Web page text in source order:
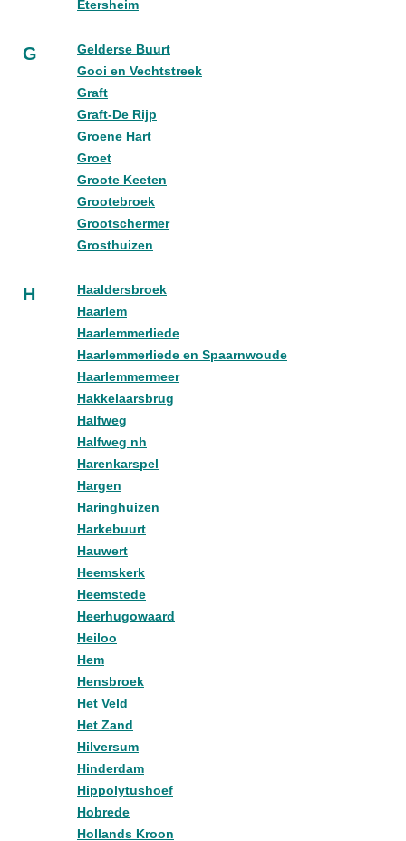
Etersheim
G
Gelderse Buurt
Gooi en Vechtstreek
Graft
Graft-De Rijp
Groene Hart
Groet
Groote Keeten
Grootebroek
Grootschermer
Grosthuizen
H
Haaldersbroek
Haarlem
Haarlemmerliede
Haarlemmerliede en Spaarnwoude
Haarlemmermeer
Hakkelaarsbrug
Halfweg
Halfweg nh
Harenkarspel
Hargen
Haringhuizen
Harkebuurt
Hauwert
Heemskerk
Heemstede
Heerhugowaard
Heiloo
Hem
Hensbroek
Het Veld
Het Zand
Hilversum
Hinderdam
Hippolytushoef
Hobrede
Hollands Kroon